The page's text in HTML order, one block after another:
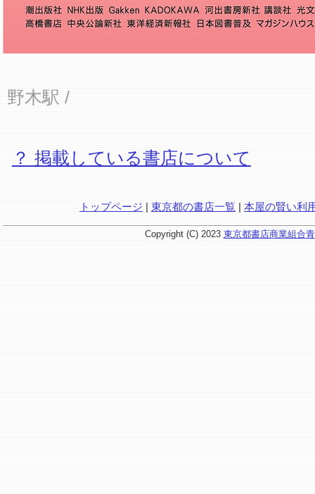
野木駅 /
？ 掲載している書店について
トップページ | 東京都の書店一覧 | 本屋の賢い利
Copyright (C) 2023 東京都書店商業組合